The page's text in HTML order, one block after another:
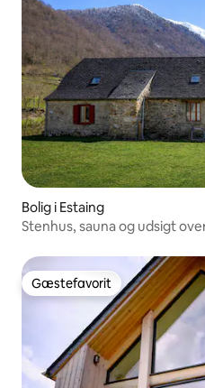
Bolig i Estaing
Stenhus, sauna og udsigt
Gæstefavorit
Gæstefavorit